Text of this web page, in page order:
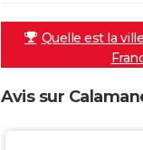
Quelle est la
Avis sur